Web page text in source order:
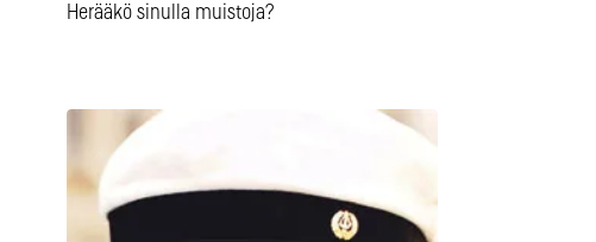
Herääkö sinulla muistoja?